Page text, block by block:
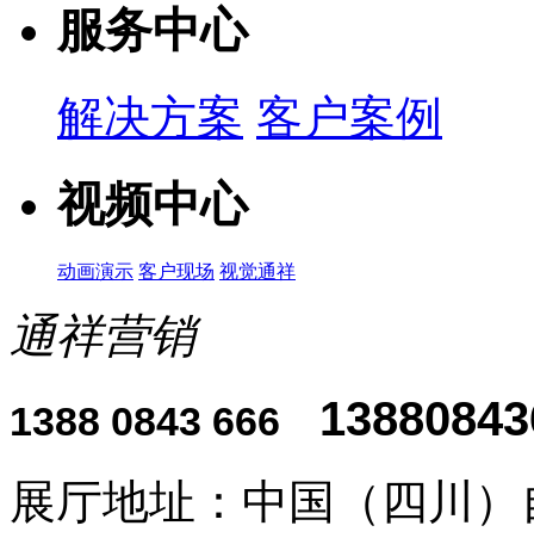
服务中心
解决方案 客户案例
视频中心
动画演示 客户现场 视觉通祥
通祥营销
1388 0843 666
展厅地址：中国（四川